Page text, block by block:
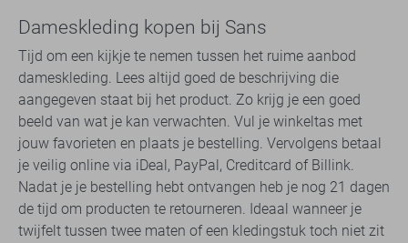
Dameskleding kopen bij Sans
Tijd om een kijkje te nemen tussen het ruime aanbod
dameskleding. Lees altijd goed de beschrijving die
aangegeven staat bij het product. Zo krijg je een goed
beeld van wat je kan verwachten. Vul je winkeltas met
jouw favorieten en plaats je bestelling. Vervolgens betaal
je veilig online via iDeal, PayPal, Creditcard of Billink.
Nadat je je bestelling hebt ontvangen heb je nog 21 dagen
de tijd om producten te retourneren. Ideaal wanneer je
twijfelt tussen twee maten of een kledingstuk toch niet zit